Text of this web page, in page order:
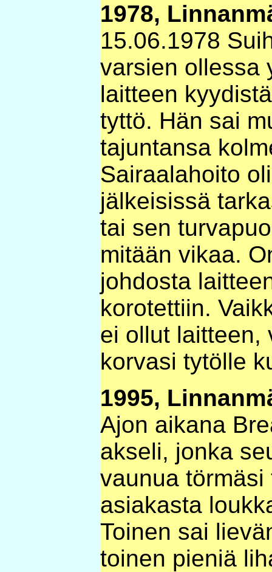
1978,
15.06.1978
varsien ollessa
laitteen
tyttö. Hän sai
tajuntansa
Sairaalahoito
jälkeisissä
tai sen
mitään vikaa.
johdosta
korotettiin.
ei ollut laitteen,
korvasi tytölle
1995,
Ajon aikana
akseli, jonka
vaunua
asiakasta
Toinen sai
toinen pieniä